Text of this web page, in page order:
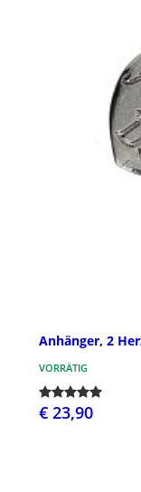
Anhänger, 2
VORRÄTIG
€ 23,90